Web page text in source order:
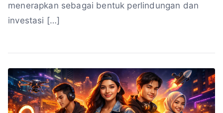
menerapkan sebagai bentuk perlindungan dan
investasi […]